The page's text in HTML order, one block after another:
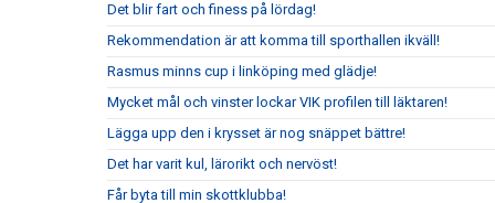
Det blir fart och finess på lördag!
Rekommendation är att komma till sporthallen ikväll!
Rasmus minns cup i linköping med glädje!
Mycket mål och vinster lockar VIK profilen till läktaren!
Lägga upp den i krysset är nog snäppet bättre!
Det har varit kul, lärorikt och nervöst!
Får byta till min skottklubba!